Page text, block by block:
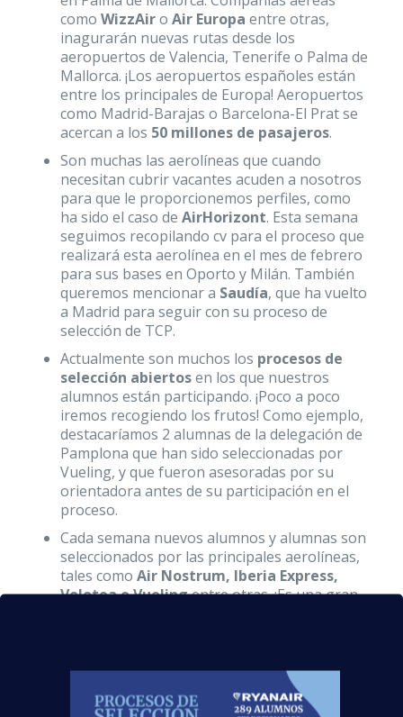
como WizzAiro Air Europa entre otras,
inagurarán nuevas rutas desde los
aeropuertos de Valencia, Tenerife o Palma de
Mallorca. ¡Los aeropuertos españoles están
entre los principales de Europa! Aeropuertos
como Madrid-Barajas o Barcelona-El Prat se
acercan a los 50 millones de pasajeros.
Son muchas las aerolíneas que cuando
necesitan cubrir vacantes acuden a nosotros
para que le proporcionemos perfiles, como
ha sido el caso de AirHorizont. Esta semana
seguimos recopilando cv para el proceso que
realizará esta aerolínea en el mes de febrero
para sus bases en Oporto y Milán. También
queremos mencionar a Saudía, que ha vuelto
a Madrid para seguir con su proceso de
selección de TCP.
Actualmente son muchos los procesos de
selección abiertosen los que nuestros
alumnos están participando. ¡Poco a poco
iremos recogiendo los frutos! Como ejemplo,
destacaríamos 2 alumnas de la delegación de
Pamplona que han sido seleccionadas por
Vueling, y que fueron asesoradas por su
orientadora antes de su participación en el
proceso.
Cada semana nuevos alumnos y alumnas son
seleccionados por las principales aerolíneas,
tales como Air Nostrum, Iberia Express,
Volotea o Vuelingentre otras. ¡Es una gran
Llegar a
convertirse en Tripulantes de Cabina